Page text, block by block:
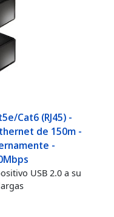
Cat6 (RJ45) -
de 150m -
-
USB 2.0 a su